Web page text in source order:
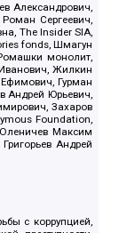
Александрович,
Сергеевич,
The Insider SIA,
fonds, Шмагун
монолит,
Жилкин
Гурман
Андрей Юрьевич,
Захаров
Foundation,
Максим
Андрей
с коррупцией,